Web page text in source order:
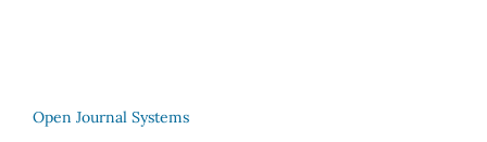
Open Journal Systems